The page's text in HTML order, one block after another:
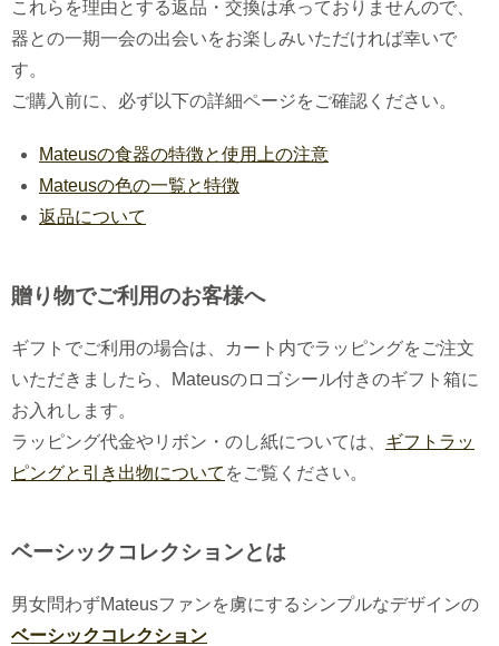
これらを理由とする返品・交換は承っておりませんので、
器との一期一会の出会いをお楽しみいただければ幸いで
す。
ご購入前に、必ず以下の詳細ページをご確認ください。
Mateusの食器の特徴と使用上の注意
Mateusの色の一覧と特徴
返品について
贈り物でご利用のお客様へ
ギフトでご利用の場合は、カート内でラッピングをご注文
いただきましたら、Mateusのロゴシール付きのギフト箱に
お入れします。
ラッピング代金やリボン・のし紙については、 ギフトラッ
ピングと引き出物について をご覧ください。
ベーシックコレクションとは
男女問わずMateusファンを虜にするシンプルなデザインの
ベーシックコレクション